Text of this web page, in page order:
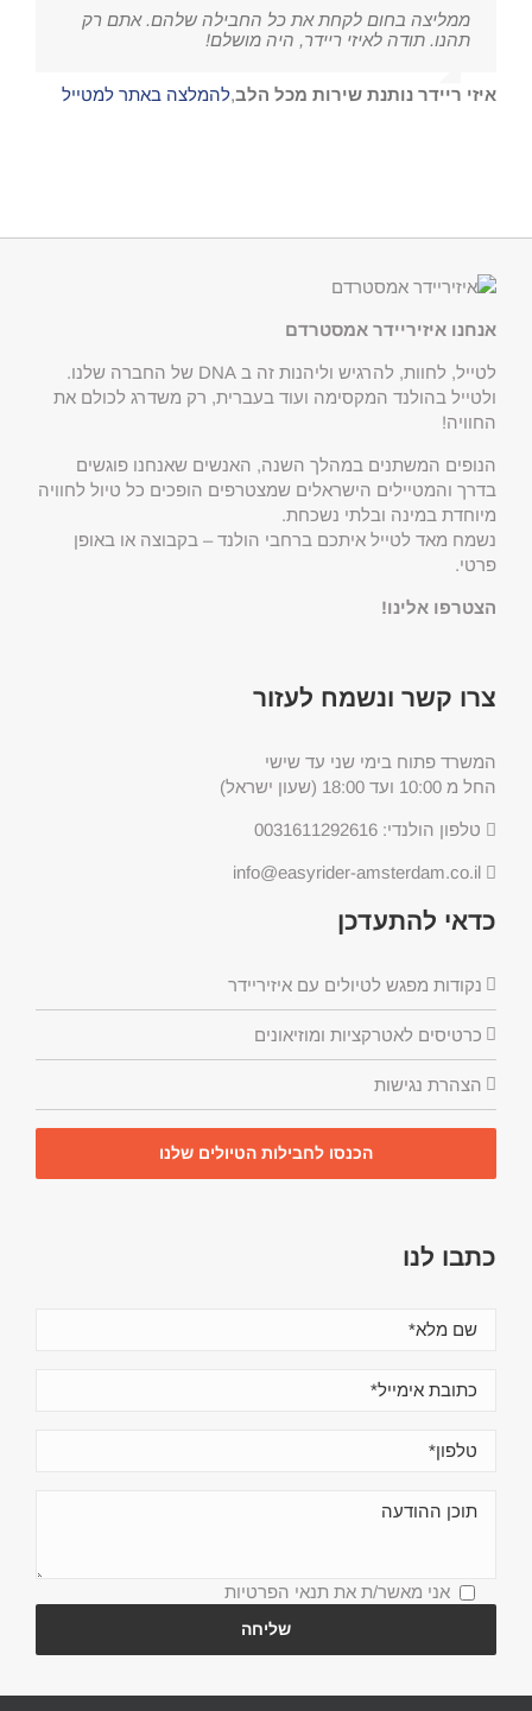
ממליצה בחום לקחת את כל החבילה שלהם. אתם רק
תהנו. תודה לאיזי ריידר, היה מושלם!
איזי ריידר נותנת שירות מכל הלב,להמלצה באתר למטייל
אנחנו איזיריידר אמסטרדם
לטייל, לחוות, להרגיש וליהנות זה ב DNA של החברה שלנו.
ולטייל בהולנד המקסימה ועוד בעברית, רק משדרג לכולם את
החוויה!
הנופים המשתנים במהלך השנה, האנשים שאנחנו פוגשים
בדרך והמטיילים הישראלים שמצטרפים הופכים כל טיול לחוויה
מיוחדת במינה ובלתי נשכחת.
נשמח מאד לטייל איתכם ברחבי הולנד – בקבוצה או באופן
פרטי.
הצטרפו אלינו!
צרו קשר ונשמח לעזור
המשרד פתוח בימי שני עד שישי
החל מ 10:00 ועד 18:00 (שעון ישראל)
טלפון הולנדי: 0031611292616
info@easyrider-amsterdam.co.il
כדאי להתעדכן
נקודות מפגש לטיולים עם איזיריידר
כרטיסים לאטרקציות ומוזיאונים
הצהרת נגישות
הכנסו לחבילות הטיולים שלנו
כתבו לנו
אני מאשר/ת את תנאי הפרטיות